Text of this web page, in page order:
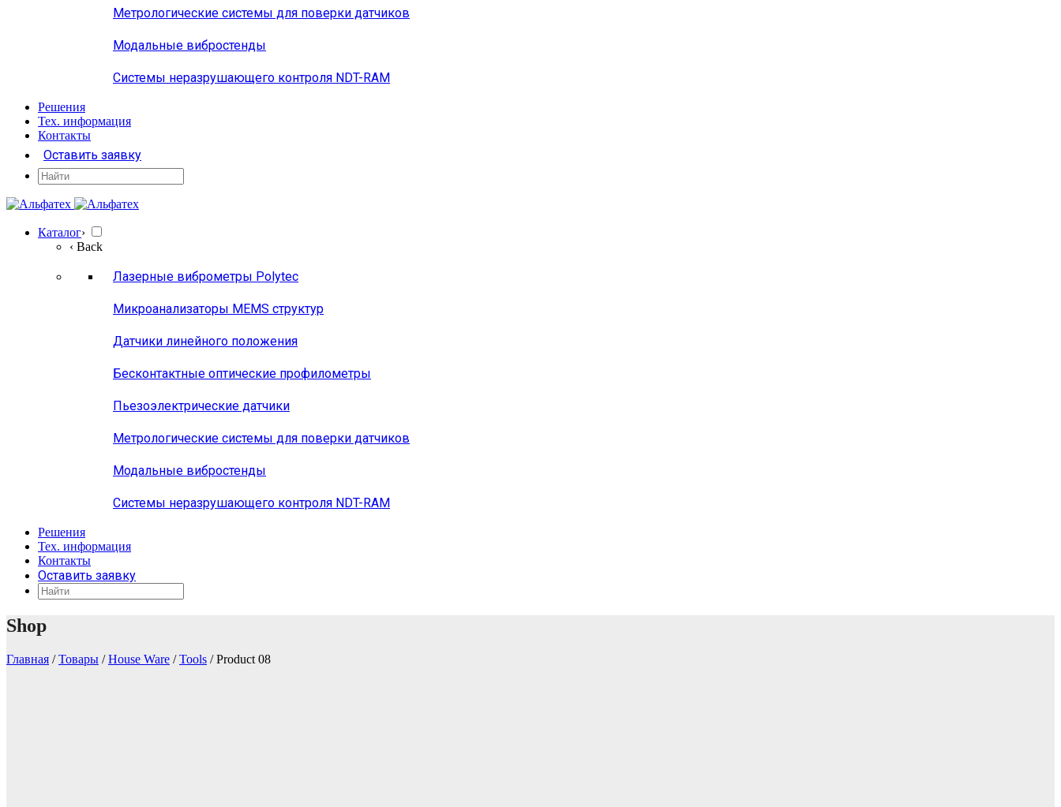
Метрологические системы для поверки датчиков
Модальные вибростенды
Системы неразрушающего контроля NDT-RAM
Решения
Тех. информация
Контакты
Оставить заявку
Каталог›
‹ Back
Лазерные виброметры Polytec
Микроанализаторы MEMS структур
Датчики линейного положения
Бесконтактные оптические профилометры
Пьезоэлектрические датчики
Метрологические системы для поверки датчиков
Модальные вибростенды
Системы неразрушающего контроля NDT-RAM
Решения
Тех. информация
Контакты
Оставить заявку
Shop
Главная /Товары /House Ware /Tools /Product 08